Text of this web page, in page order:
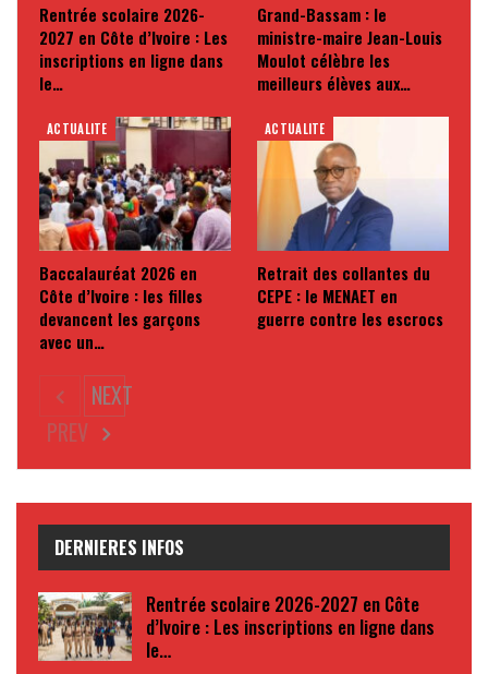
Rentrée scolaire 2026-
2027 en Côte d’Ivoire : Les
inscriptions en ligne dans
le…
Grand-Bassam : le
ministre-maire Jean-Louis
Moulot célèbre les
meilleurs élèves aux…
ACTUALITE
Baccalauréat 2026 en
Côte d’Ivoire : les filles
devancent les garçons
avec un…
ACTUALITE
Retrait des collantes du
CEPE : le MENAET en
guerre contre les escrocs
PREV
NEXT
DERNIERES INFOS
Rentrée scolaire 2026-2027 en Côte
d’Ivoire : Les inscriptions en ligne dans
le…